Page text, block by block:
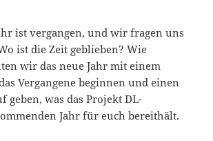
ist vergangen, und wir fragen uns
ist die Zeit geblieben? Wie
wir das neue Jahr mit einem
Vergangene beginnen und einen
geben, was das Projekt DL-
Jahr für euch bereithält.